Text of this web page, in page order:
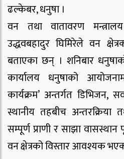
ढल्केबर, धनुषा ।
वन तथा वातावरण
उद्धवबहादुर घिमिरेले वन
बताएका छन् । शनिबार
कार्यालय धनुषाको
कार्यक्रम’ अन्तर्गत डिभिजन,
स्थानीय तहबीच अन्तरक्रिया
सम्पूर्ण प्राणी र साझा
वन क्षेत्रको विस्तार आवश्यक